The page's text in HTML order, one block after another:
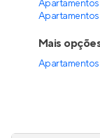
Apartamentos
Mais